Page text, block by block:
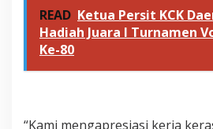
READ Ketua Persit KCK
Hadiah Juara I Turnamen
Ke-80
“Kami mengapresiasi kerja